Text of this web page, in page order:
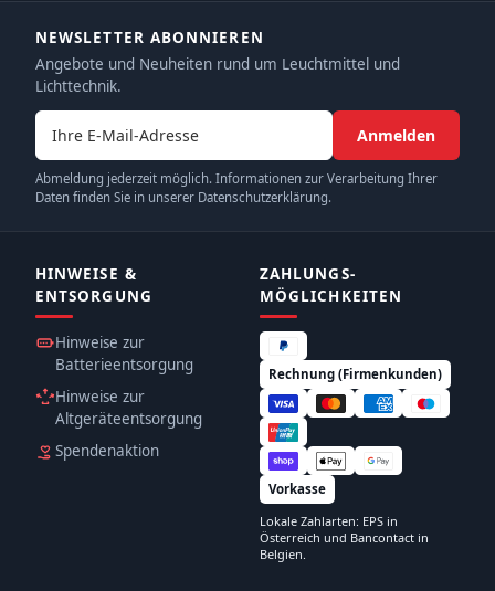
NEWSLETTER ABONNIEREN
Angebote und Neuheiten rund um Leuchtmittel und
Lichttechnik.
E-Mail-Adresse
Anmelden
Abmeldung jederzeit möglich. Informationen zur Verarbeitung Ihrer
Daten finden Sie in unserer Datenschutzerklärung.
HINWEISE &
ENTSORGUNG
Hinweise zur
Batterieentsorgung
Hinweise zur
Altgeräteentsorgung
Spendenaktion
ZAHLUNGS­
MÖGLICHKEITEN
Rechnung (Firmenkunden)
Vorkasse
Lokale Zahlarten: EPS in
Österreich und Bancontact in
Belgien.